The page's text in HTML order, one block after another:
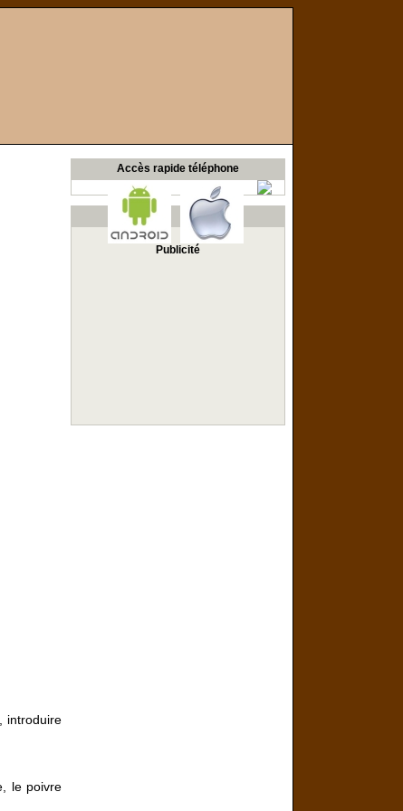
introduire
le poivre
Accès rapide téléphone
Publicité